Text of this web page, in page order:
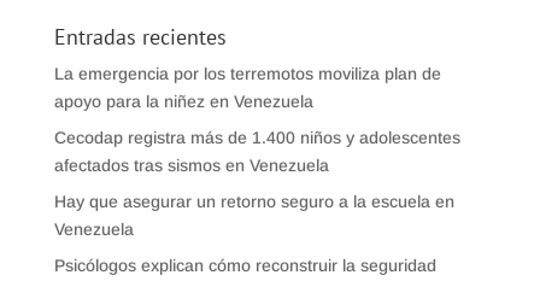
Entradas recientes
La emergencia por los terremotos moviliza plan de
apoyo para la niñez en Venezuela
Cecodap registra más de 1.400 niños y adolescentes
afectados tras sismos en Venezuela
Hay que asegurar un retorno seguro a la escuela en
Venezuela
Psicólogos explican cómo reconstruir la seguridad